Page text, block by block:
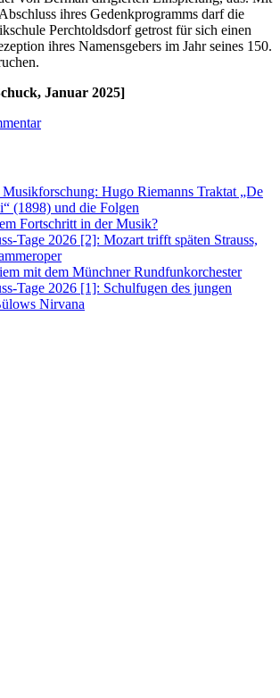
ihres Gedenkprogramms darf die
Perchtoldsdorf getrost für sich einen
ihres Namensgebers im Jahr seines 150.
Januar 2025]
Hugo Riemanns Traktat „De
(1898) und die Folgen
Fortschritt in der Musik?
Tage 2026 [2]: Mozart trifft späten Strauss,
mit dem Münchner Rundfunkorchester
Tage 2026 [1]: Schulfugen des jungen
Nirvana